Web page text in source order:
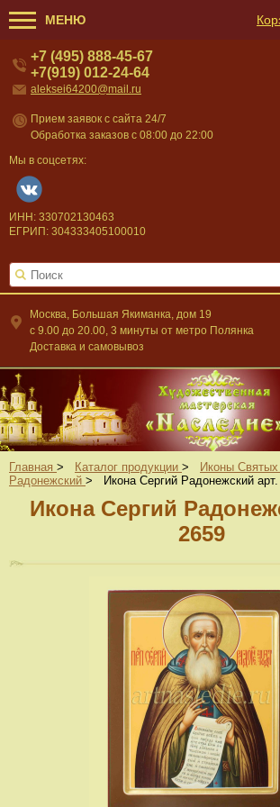
МЕНЮ
Москва, Большая Якиманка, дом 19
c 9.00 до 20.00, 3 минуты от метро Полянка
Доставка и самовывоз
+7 (495) 888-45-67
+7(919) 012-24-64
aleksei64200@mail.ru
Прием заявок с сайта 24/7
Обработка заказов с 08:00 до 22:00
Мы в соцсетях:
ИНН: 330702130463
ЕГРИП: 304333405100010
Главная > Каталог продукции > Иконы Святых
Радонежский > Икона Сергий Радонежский
Икона Сергий
2659